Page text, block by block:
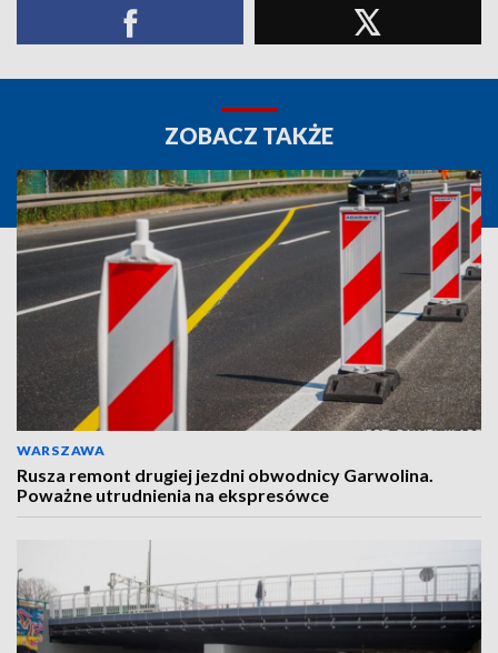
ZOBACZ TAKŻE
WARSZAWA
Rusza remont drugiej jezdni obwodnicy Garwolina.
Poważne utrudnienia na ekspresówce